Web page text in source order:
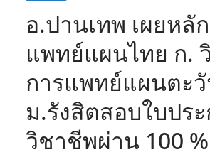
อ.ปานเทพ เผยหลั
แพทย์แผนไทย ก.
การแพทย์แผนตะ
ม.รังสิตสอบใบปร
วิชาชีพผ่าน 100 %